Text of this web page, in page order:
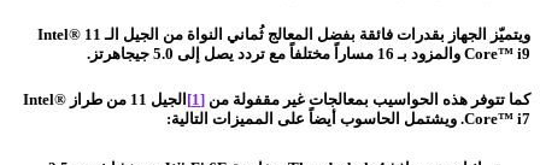
ويتميّز الجهاز بقدرات فائقة بفضل المعالج ثُماني النواة من الجيل الـ 11 Intel®
Core™ i9 والمزود بـ 16 مساراً مختلفاً مع تردد يصل إلى 5.0 جيجاهرتز.
كما تتوفر هذه الحواسيب بمعالجات غير مقفولة من [1]
الجيل 11 من طراز Intel®
Core™ i7. ويشتمل الحاسوب أيضاً على المميزات التالية: